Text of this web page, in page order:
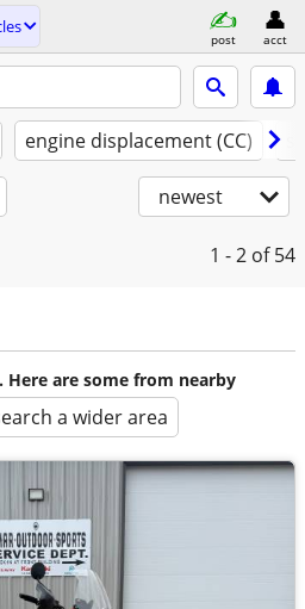
post acct
engine displacement (CC)
newest
1 - 2 of 54
are some from nearby
a wider area